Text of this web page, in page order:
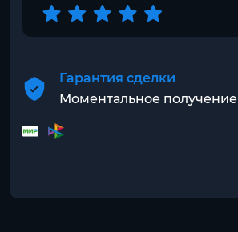
Гарантия сделки
Моментальное получение